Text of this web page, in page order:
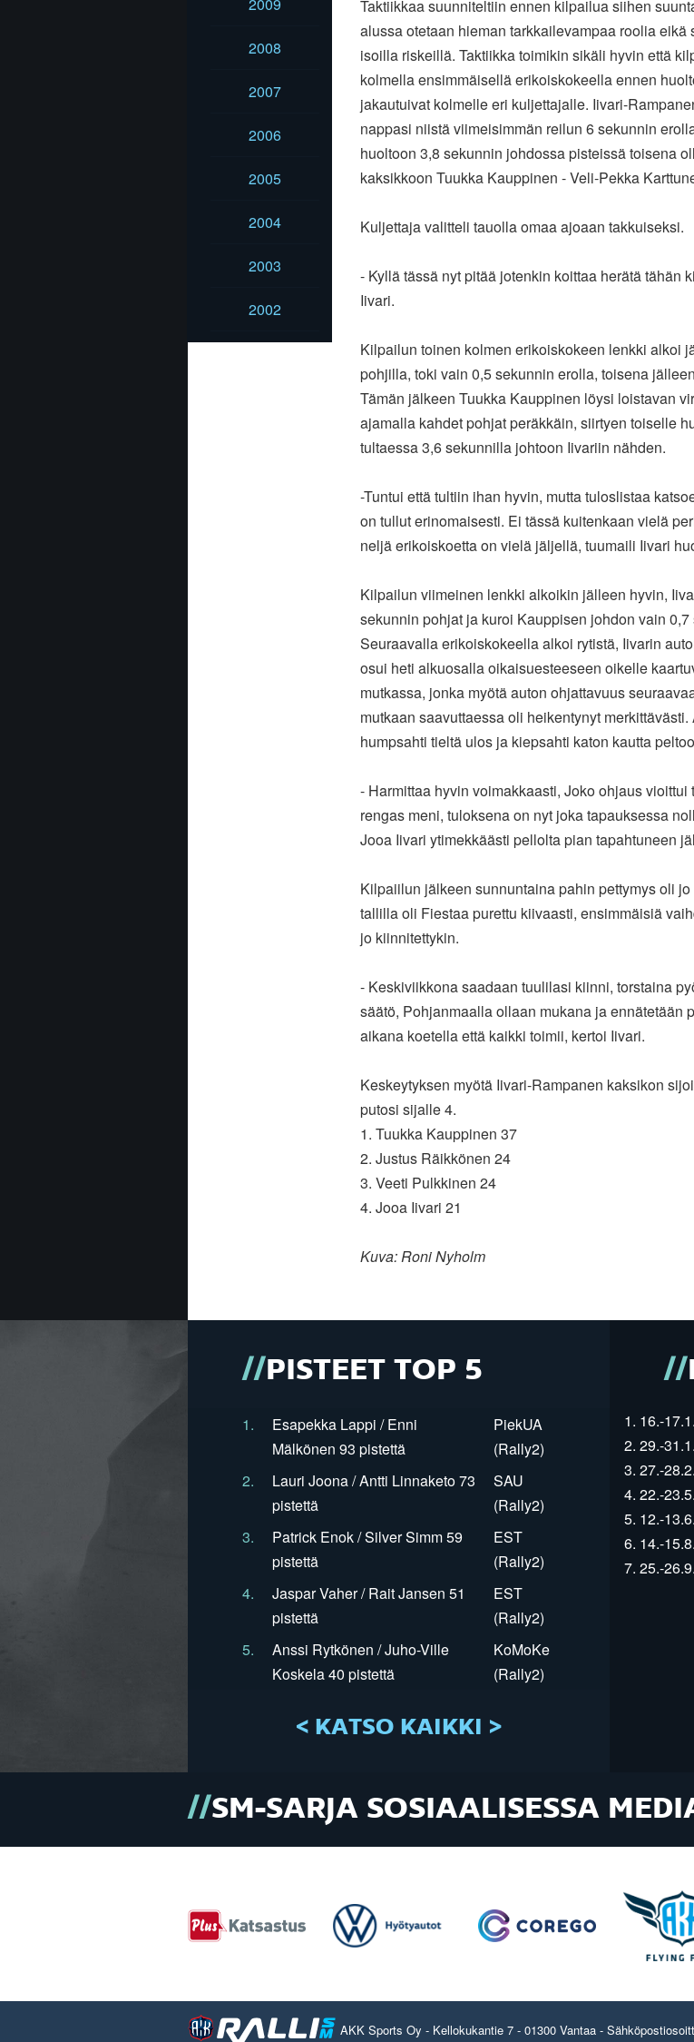
2008
2007
2006
2005
2004
2003
2002
Taktiikkaa suunniteltiin ennen kilpailua siihen
alussa otetaan hieman tarkkailevampaa roolia eikä
isoilla riskeillä. Taktiikka toimikin sikäli hyvin että
kolmella ensimmäisellä erikoiskokeella ennen
jakautuivat kolmelle eri kuljettajalle. Iivari-
nappasi niistä viimeisimmän reilun 6 sekunnin
huoltoon 3,8 sekunnin johdossa pisteissä toisena
kaksikkoon Tuukka Kauppinen - Veli-Pekka
Kuljettaja valitteli tauolla omaa ajoaan takkuiseksi.
- Kyllä tässä nyt pitää jotenkin koittaa herätä tähän
Iivari.
Kilpailun toinen kolmen erikoiskokeen lenkki alkoi
pohjilla, toki vain 0,5 sekunnin erolla, toisena
Tämän jälkeen Tuukka Kauppinen löysi loistavan
ajamalla kahdet pohjat peräkkäin, siirtyen toiselle
tultaessa 3,6 sekunnilla johtoon Iivariin nähden.
-Tuntui että tultiin ihan hyvin, mutta tuloslistaa
on tullut erinomaisesti. Ei tässä kuitenkaan vielä
neljä erikoiskoetta on vielä jäljellä, tuumaili Iivari
Kilpailun viimeinen lenkki alkoikin jälleen hyvin,
sekunnin pohjat ja kuroi Kauppisen johdon vain 0,7
Seuraavalla erikoiskokeella alkoi rytistä, Iivarin
osui heti alkuosalla oikaisuesteeseen oikelle
mutkassa, jonka myötä auton ohjattavuus
mutkaan saavuttaessa oli heikentynyt merkittävästi.
humpsahti tieltä ulos ja kiepsahti katon kautta
- Harmittaa hyvin voimakkaasti, Joko ohjaus vioittui
rengas meni, tuloksena on nyt joka tapauksessa
Jooa Iivari ytimekkäästi pellolta pian tapahtuneen
Kilpaiilun jälkeen sunnuntaina pahin pettymys oli
tallilla oli Fiestaa purettu kiivaasti, ensimmäisiä
jo kiinnitettykin.
- Keskiviikkona saadaan tuulilasi kiinni, torstaina
säätö, Pohjanmaalla ollaan mukana ja ennätetään
aikana koetella että kaikki toimii, kertoi Iivari.
Keskeytyksen myötä Iivari-Rampanen kaksikon
putosi sijalle 4.
1. Tuukka Kauppinen 37
2. Justus Räikkönen 24
3. Veeti Pulkkinen 24
4. Jooa Iivari 21
Kuva: Roni Nyholm
PISTEET TOP 5
1.
Esapekka Lappi / Enni
Mälkönen 93 pistettä
PiekUA
(Rally2)
2.
Lauri Joona / Antti Linnaketo 73
pistettä
SAU
(Rally2)
3.
Patrick Enok / Silver Simm 59
pistettä
EST
(Rally2)
4.
Jaspar Vaher / Rait Jansen 51
pistettä
EST
(Rally2)
5.
Anssi Rytkönen / Juho-Ville
Koskela 40 pistettä
KoMoKe
(Rally2)
< KATSO KAIKKI >
1. 16.-
2. 29.-
3. 27.-
4. 22.-
5. 12.-
6. 14.-
7. 25.-
SM-SARJA SOSIAALISESSA
AKK Sports Oy - Kellokukantie 7 - 01300 Vantaa -